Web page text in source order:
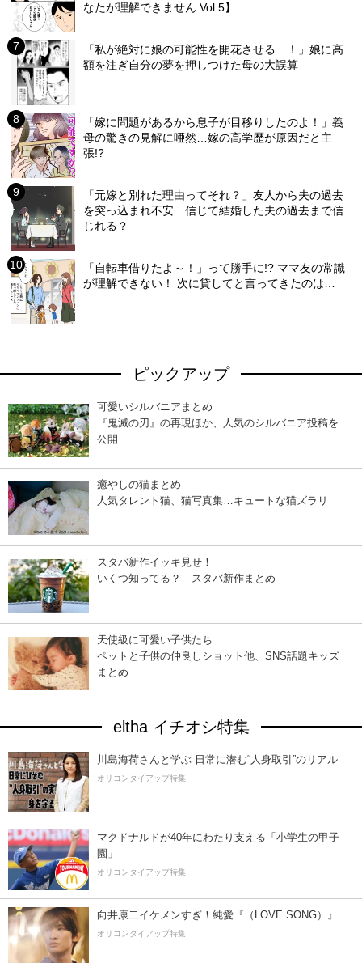
なたが理解できません Vol.5】
「私が絶対に娘の可能性を開花させる…！」娘に高
額を注ぎ自分の夢を押しつけた母の大誤算
「嫁に問題があるから息子が目移りしたのよ！」義
母の驚きの見解に唖然…嫁の高学歴が原因だと主
張!?
「元嫁と別れた理由ってそれ？」友人から夫の過去
を突っ込まれ不安…信じて結婚した夫の過去まで信
じれる？
「自転車借りたよ～！」って勝手に!? ママ友の常識
が理解できない！ 次に貸してと言ってきたのは…
ピックアップ
可愛いシルバニアまとめ
『鬼滅の刃』の再現ほか、人気のシルバニア投稿を
公開
癒やしの猫まとめ
人気タレント猫、猫写真集…キュートな猫ズラリ
スタバ新作イッキ見せ！
いくつ知ってる？ スタバ新作まとめ
天使級に可愛い子供たち
ペットと子供の仲良しショット他、SNS話題キッズ
まとめ
eltha イチオシ特集
川島海荷さんと学ぶ 日常に潜む“人身取引”のリアル
オリコンタイアップ特集
マクドナルドが40年にわたり支える「小学生の甲子
園」
オリコンタイアップ特集
向井康二イケメンすぎ！純愛『（LOVE SONG）』
オリコンタイアップ特集